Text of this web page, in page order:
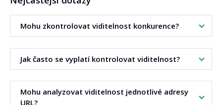
Mohu zkontrolovat viditelnost konkurence?
Ano. Zadejte doménu konkurenta a nástroj ukáže jeho
fráze i pozice — je to skvělé srovnání a zdroj inspirace.
Vyplatí se omezit report na stránky v TOP 10, abyste
poznali fráze, které konkurenci pravděpodobně přinášejí
nejvíce návštěvnosti.
Jak často se vyplatí kontrolovat viditelnost?
Nejlépe pravidelně — například jednou týdně (sledování
trendu) a pokaždé, když na webu provedete větší změnu,
Mohu analyzovat viditelnost jednotlivé adresy
URL?